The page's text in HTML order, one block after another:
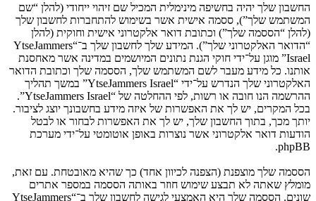
החשבון שלך יהיה בחשיפה מינימלית המכיל שם זיהוי ייחודי (להלן “שם
המשתמש שלך”), ססמה אישית אשר בשימוש להתחברות לחשבון שלך
(להלן “הססמה שלך”) וכתובת דואר אלקטרוני אישית וחוקית (להלן
“הדואר האלקטרוני שלך”). המידע שלך לחשבון שלך ב־“YtseJammers
Israel” מוגן על־ידי חוקי הגנת נתונים המיושמים במדינה אשר מאחסנת
אותנו. כל מידע מעבר לשם המשתמש שלך, הססמה שלך וכתובת הדואר
האלקטרוני שלך הנדרש על־ידי “YtseJammers Israel” במשך תהליך
ההרשמה הנו חובה או רשות, לפי ההחלטה של “YtseJammers Israel”.
בכל המקרים, יש לך את האפשרות של איזה מידע בחשבונך יוצג לציבור.
יותך מכך, בתוך החשבון שלך, יש לך את האפשרות לבחור או לבטל
הודעות דואר אלקטרוני אשר נוצרות באופן אוטומטי על־ידי מערכת
phpBB.
הססמה שלך מוצפנת (הצפנה לכיוון אחד) כך שהיא מאובטחת. עם זאת,
מומלץ שאתה לא תבצע שימוש חוזר באותה הססמה במספר אתרים
שונים. הססמה שלך היא האמצעי לגישה לחשבון שלך ב־“YtseJammers